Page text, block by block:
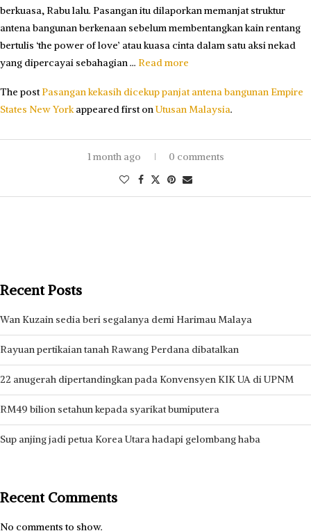
berkuasa, Rabu lalu. Pasangan itu dilaporkan memanjat struktur
antena bangunan berkenaan sebelum membentangkan kain rentang
bertulis ‘the power of love’ atau kuasa cinta dalam satu aksi nekad
yang dipercayai sebahagian … Read more
The postPasangan kekasih dicekup panjat antena bangunan Empire
States New Yorkappeared first onUtusan Malaysia.
1 month ago 0 comments
Recent Posts
Wan Kuzain sedia beri segalanya demi Harimau Malaya
Rayuan pertikaian tanah Rawang Perdana dibatalkan
22 anugerah dipertandingkan pada Konvensyen KIK UA di UPNM
RM49 bilion setahun kepada syarikat bumiputera
Sup anjing jadi petua Korea Utara hadapi gelombang haba
Recent Comments
No comments to show.